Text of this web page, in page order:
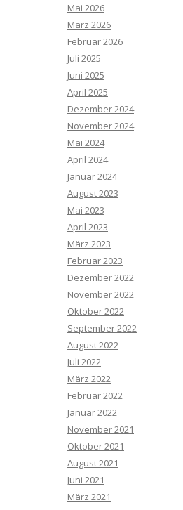
Mai 2026
März 2026
Februar 2026
Juli 2025
Juni 2025
April 2025
Dezember 2024
November 2024
Mai 2024
April 2024
Januar 2024
August 2023
Mai 2023
April 2023
März 2023
Februar 2023
Dezember 2022
November 2022
Oktober 2022
September 2022
August 2022
Juli 2022
März 2022
Februar 2022
Januar 2022
November 2021
Oktober 2021
August 2021
Juni 2021
März 2021